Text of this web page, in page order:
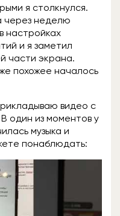
я столкнулся.
через неделю
настройках
и я заметил
части экрана.
похожее началось
видео с
один из моментов у
музыка и
понаблюдать: